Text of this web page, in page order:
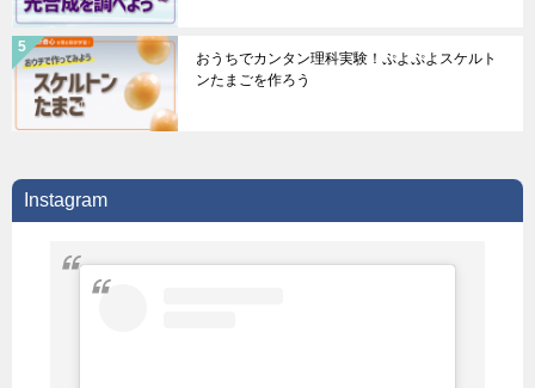
おうちでカンタン理科実験！ぷよぷよスケルト
ンたまごを作ろう
Instagram